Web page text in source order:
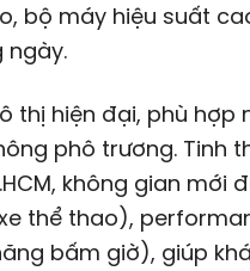
bộ máy hiệu suất
ngày.
thị hiện đại, phù hợp
phô trương. Tinh
không gian mới
thể thao),
bấm giờ), giúp